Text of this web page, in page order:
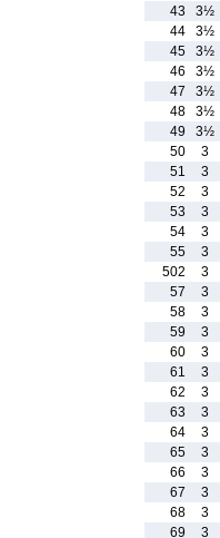
43
3½
44
3½
45
3½
46
3½
47
3½
48
3½
49
3½
50
3
51
3
52
3
53
3
54
3
55
3
502
3
57
3
58
3
59
3
60
3
61
3
62
3
63
3
64
3
65
3
66
3
67
3
68
3
69
3